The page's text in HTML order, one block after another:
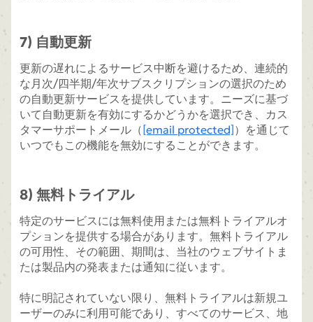
7) 自動更新
更新の遅れによるサービス中断を避けるため、連続的
な月次/四半期/年次サブスクリプションの選択のため
の自動更新サービスを提供しています。ニーズに基づ
いて自動更新を有効にするかどうかを選択でき、カス
タマーサポートメール（[email protected]）を通じて
いつでもこの機能を無効にすることができます。
8) 無料トライアル
特定のサービスには無料使用または無料トライアルオ
プションを提供する場合があります。無料トライアル
の可用性、その範囲、期間は、当社のウェブサイトま
たは製品内の発表または通知に従います。
特に明記されていない限り、無料トライアルは新規ユ
ーザーのみに利用可能であり、すべてのサービス、地